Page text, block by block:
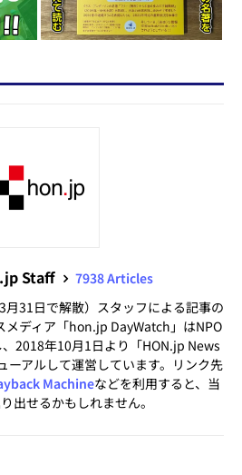
Staff
7938 Articles
31日で解散）スタッフによる記事の
メディア「hon.jp DayWatch」はNPO
2018年10月1日より「HON.jp News
ーアルして運営しています。リンク先
Machineなどを利用すると、当
出せるかもしれません。